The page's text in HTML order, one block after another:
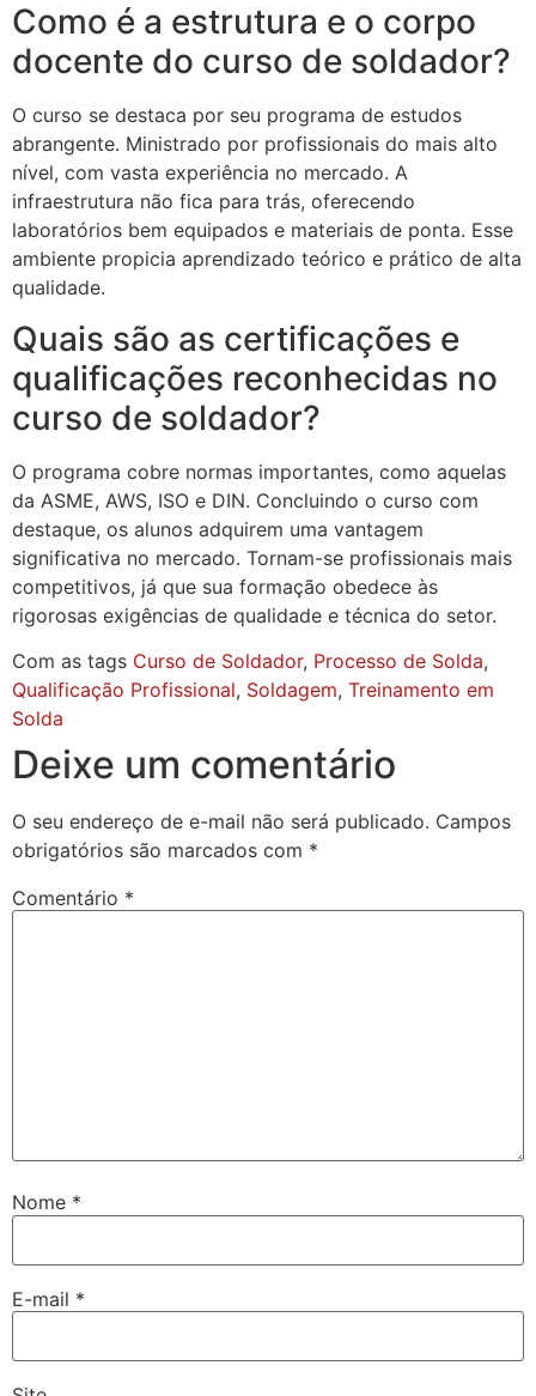
Como é a estrutura e o corpo
docente do curso de soldador?
O curso se destaca por seu programa de estudos
abrangente. Ministrado por profissionais do mais alto
nível, com vasta experiência no mercado. A
infraestrutura não fica para trás, oferecendo
laboratórios bem equipados e materiais de ponta. Esse
ambiente propicia aprendizado teórico e prático de alta
qualidade.
Quais são as certificações e
qualificações reconhecidas no
curso de soldador?
O programa cobre normas importantes, como aquelas
da ASME, AWS, ISO e DIN. Concluindo o curso com
destaque, os alunos adquirem uma vantagem
significativa no mercado. Tornam-se profissionais mais
competitivos, já que sua formação obedece às
rigorosas exigências de qualidade e técnica do setor.
Com as tags Curso de Soldador, Processo de Solda,
Qualificação Profissional, Soldagem, Treinamento em
Solda
Deixe um comentário
O seu endereço de e-mail não será publicado. Campos
obrigatórios são marcados com *
Comentário *
Nome *
E-mail *